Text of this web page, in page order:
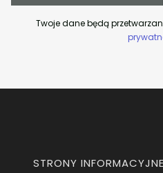
Twoje dane będą
Linki w stopce
STRONY INFORMACYJNE